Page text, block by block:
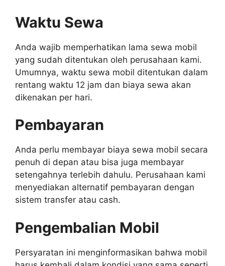
Waktu Sewa
Anda wajib memperhatikan lama sewa mobil
yang sudah ditentukan oleh perusahaan kami.
Umumnya, waktu sewa mobil ditentukan dalam
rentang waktu 12 jam dan biaya sewa akan
dikenakan per hari.
Pembayaran
Anda perlu membayar biaya sewa mobil secara
penuh di depan atau bisa juga membayar
setengahnya terlebih dahulu. Perusahaan kami
menyediakan alternatif pembayaran dengan
sistem transfer atau cash.
Pengembalian Mobil
Persyaratan ini menginformasikan bahwa mobil